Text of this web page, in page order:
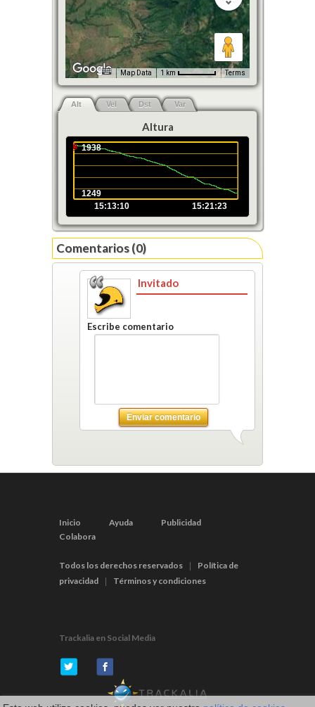
Map Data 1 km Terms
Alt Vel Dst Var
Altura
1938
1249
15:13:10
15:21:23
Comentarios (0)
Invitado
Escribe comentario
Enviar comentario
Inicio Ayuda
Publicidad
Colabora
Todos los derechos reservados
Política de
privacidad
Términos y condiciones
Trackalia en Social Media